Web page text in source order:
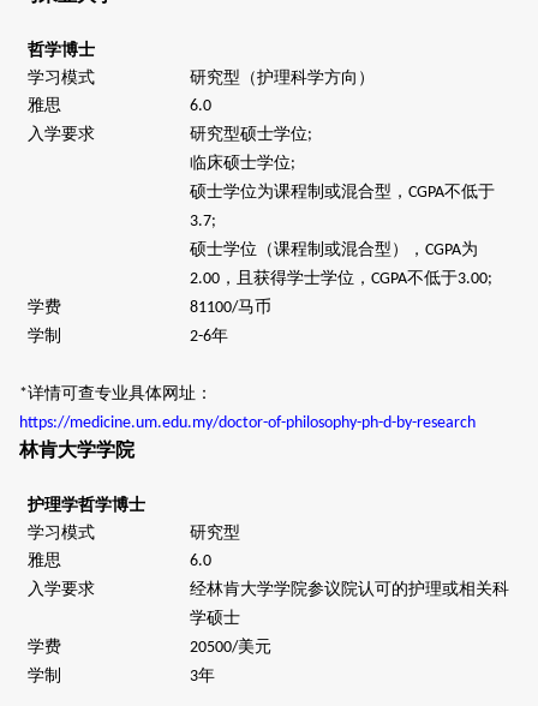
哲学博士
学习模式
研究型（护理科学方向）
雅思
6.0
入学要求
研究型硕士学位;
临床硕士学位;
硕士学位为课程制或混合型， CGPA不低于
3.7;
硕士学位（课程制或混合型）， CGPA为
2.00 ，且获得学士学位， CGPA不低于3.00;
学费
81100/马币
学制
2-6年
*详情可查专业具体网址：
https://medicine.um.edu.my/doctor-of-philosophy-ph-d-by-research
林肯大学学院
护理学哲学博士
学习模式
研究型
雅思
6.0
入学要求
经林肯大学学院参议院认可的护理或相关科
学硕士
学费
20500/美元
学制
3年